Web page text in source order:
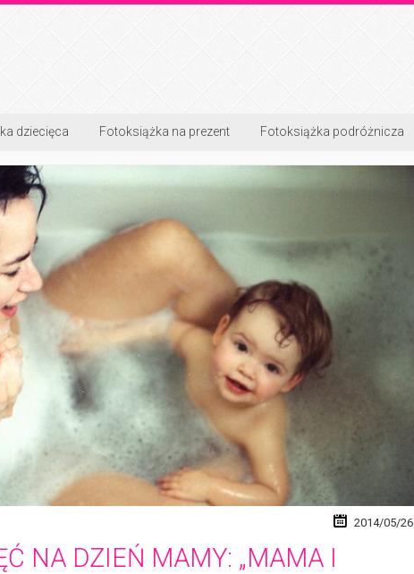
dziecięca Fotoksiążka na prezent Fotoksiążka podróżnicza
2014/05/26
NA DZIEŃ MAMY: „MAMA I